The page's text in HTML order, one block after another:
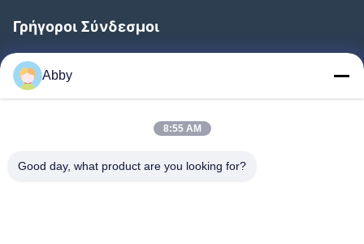
Γρήγοροι Σύνδεσμοι
Αρχική Σελίδα
Προϊόντα
Επισκέψεις Στο Εργοστάσιο
Abby
8:55 AM
Good day, what product are you looking for?